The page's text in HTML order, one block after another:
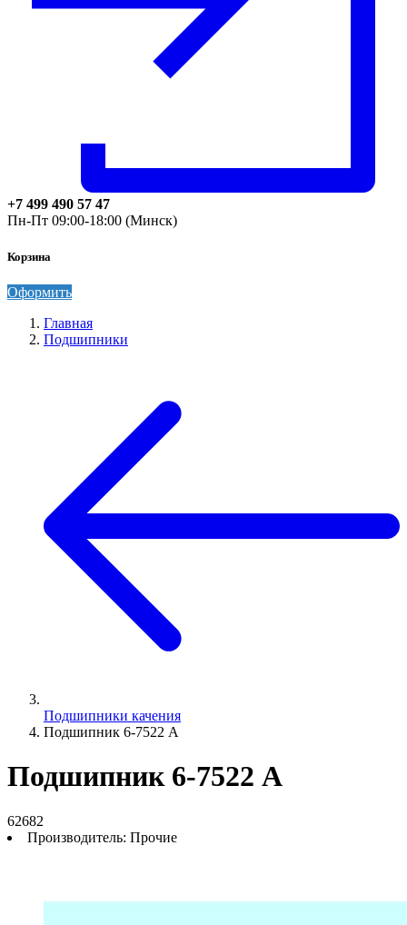
+7 499 490 57 47
Пн-Пт 09:00-18:00 (Минск)
Корзина
Оформить
Главная
Подшипники
Подшипники качения
Подшипник 6-7522 А
Подшипник 6-7522 А
62682
Производитель: Прочие